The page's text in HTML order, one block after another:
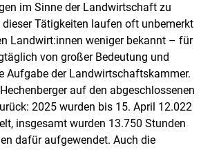
im Sinne der Landwirtschaft zu
dieser Tätigkeiten laufen oft unbemerkt
Landwirt:innen weniger bekannt – für
von großer Bedeutung und
Aufgabe der Landwirtschaftskammer.
auf den abgeschlossenen
2025 wurden bis 15. April 12.022
insgesamt wurden 13.750 Stunden
dafür aufgewendet. Auch die